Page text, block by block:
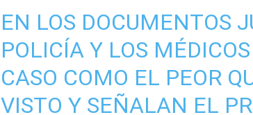
EN LOS DOCUMENTOS
POLICÍA Y LOS
CASO COMO EL PEOR
VISTO Y SEÑALAN EL